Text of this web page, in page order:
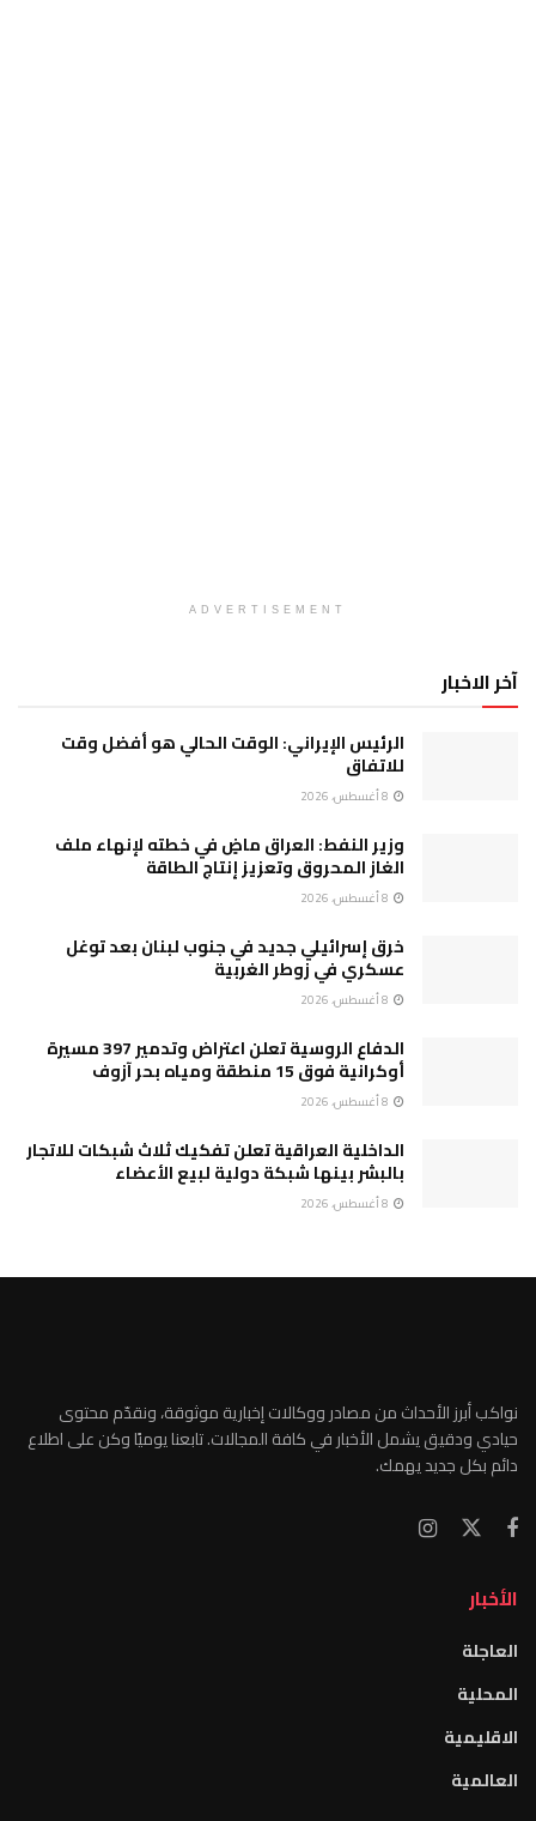
ADVERTISEMENT
آخر الاخبار
الرئيس الإيراني: الوقت الحالي هو أفضل وقت
للاتفاق
وزير النفط: العراق ماضٍ في خطته لإنهاء ملف
الغاز المحروق وتعزيز إنتاج الطاقة
خرق إسرائيلي جديد في جنوب لبنان بعد توغل
عسكري في زوطر الغربية
الدفاع الروسية تعلن اعتراض وتدمير 397 مسيرة
أوكرانية فوق 15 منطقة ومياه بحر آزوف
الداخلية العراقية تعلن تفكيك ثلاث شبكات للاتجار
بالبشر بينها شبكة دولية لبيع الأعضاء
نواكب أبرز الأحداث من مصادر ووكالات إخبارية موثوقة، ونقدّم محتوى
حيادي ودقيق يشمل الأخبار في كافة المجالات. تابعنا يوميًا وكن على اطلاع
دائم بكل جديد يهمك.
الأخبار
العاجلة
المحلية
الاقليمية
العالمية